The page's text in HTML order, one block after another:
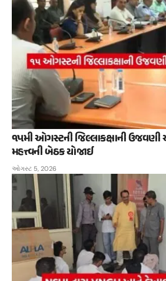
૧૫મી ઓગસ્ટની જિલ્લાકક્ષાની
મહત્ત્વની બેઠક યોજાઈ
ઓગસ્ટ 5, 2026